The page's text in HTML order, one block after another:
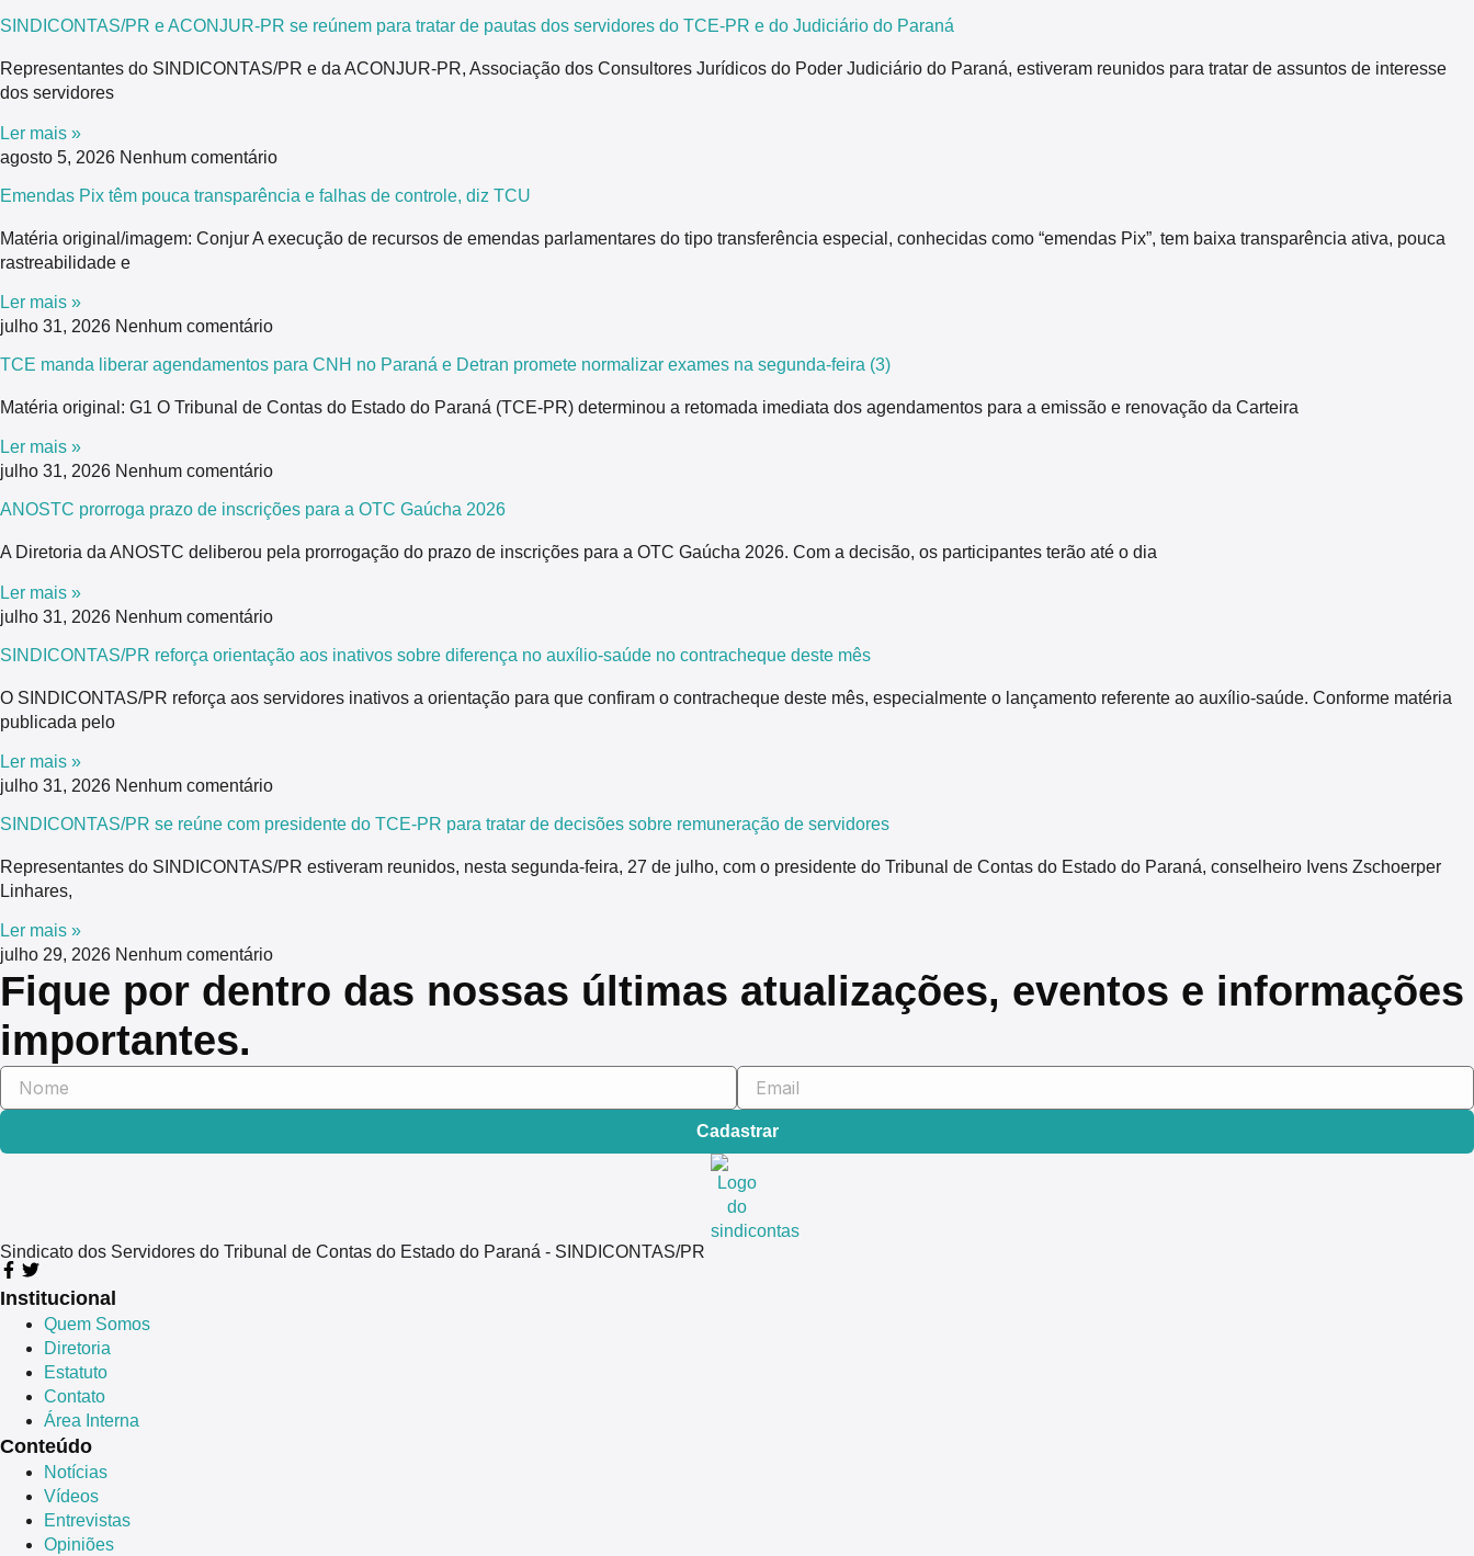
SINDICONTAS/PR e ACONJUR-PR se reúnem para tratar de pautas dos servidores do TCE-PR e do Judiciário do Paraná
Representantes do SINDICONTAS/PR e da ACONJUR-PR, Associação dos Consultores Jurídicos do Poder Judiciário do Paraná, estiveram reunidos para tratar de assuntos de interesse
dos servidores
Ler mais »
agosto 5, 2026 Nenhum comentário
Emendas Pix têm pouca transparência e falhas de controle, diz TCU
Matéria original/imagem: Conjur A execução de recursos de emendas parlamentares do tipo transferência especial, conhecidas como “emendas Pix”, tem baixa transparência ativa, pouca
rastreabilidade e
Ler mais »
julho 31, 2026 Nenhum comentário
TCE manda liberar agendamentos para CNH no Paraná e Detran promete normalizar exames na segunda-feira (3)
Matéria original: G1 O Tribunal de Contas do Estado do Paraná (TCE-PR) determinou a retomada imediata dos agendamentos para a emissão e renovação da Carteira
Ler mais »
julho 31, 2026 Nenhum comentário
ANOSTC prorroga prazo de inscrições para a OTC Gaúcha 2026
A Diretoria da ANOSTC deliberou pela prorrogação do prazo de inscrições para a OTC Gaúcha 2026. Com a decisão, os participantes terão até o dia
Ler mais »
julho 31, 2026 Nenhum comentário
SINDICONTAS/PR reforça orientação aos inativos sobre diferença no auxílio-saúde no contracheque deste mês
O SINDICONTAS/PR reforça aos servidores inativos a orientação para que confiram o contracheque deste mês, especialmente o lançamento referente ao auxílio-saúde. Conforme matéria
publicada pelo
Ler mais »
julho 31, 2026 Nenhum comentário
SINDICONTAS/PR se reúne com presidente do TCE-PR para tratar de decisões sobre remuneração de servidores
Representantes do SINDICONTAS/PR estiveram reunidos, nesta segunda-feira, 27 de julho, com o presidente do Tribunal de Contas do Estado do Paraná, conselheiro Ivens Zschoerper
Linhares,
Ler mais »
julho 29, 2026 Nenhum comentário
Fique por dentro das nossas últimas atualizações, eventos e informações
importantes.
Cadastrar
Sindicato dos Servidores do Tribunal de Contas do Estado do Paraná - SINDICONTAS/PR
Institucional
Quem Somos
Diretoria
Estatuto
Contato
Área Interna
Conteúdo
Notícias
Vídeos
Entrevistas
Opiniões